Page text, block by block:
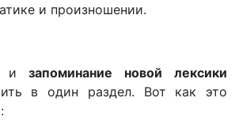
и произношении.
запоминание новой лексики
в один раздел. Вот как это